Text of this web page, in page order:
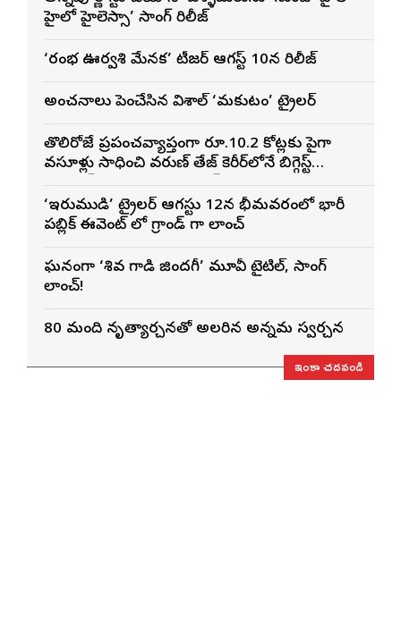
హైలో హైలెస్సా’ సాంగ్ రిలీజ్
‘రంభ ఊర్వశి మేనక’ టీజర్ ఆగస్ట్ 10న రిలీజ్
అంచనాలు పెంచేసిన విశాల్ ‘మకుటం’ ట్రైలర్
తొలిరోజే ప్రపంచవ్యాప్తంగా రూ.10.2 కోట్లకు పైగా
వసూళ్లు సాధించి వరుణ్ తేజ్ కెరీర్‌లోనే బిగ్గెస్ట్
‘ఇరుముడి’ ట్రైలర్ ఆగస్టు 12న భీమవరంలో భారీ
పబ్లిక్ ఈవెంట్ లో గ్రాండ్ గా లాంచ్
ఘనంగా ‘శివ గాడి జింద‌గీ’ మూవీ టైటిల్, సాంగ్
లాంచ్!
80 మంది నృత్యార్చనతో అలరారిన అన్నమ స్వరార్చన
ఇంకా చదవండి